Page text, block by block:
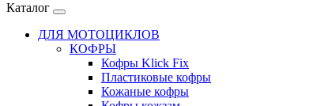
Каталог
ДЛЯ МОТОЦИКЛОВ
КОФРЫ
Кофры Klick Fix
Пластиковые кофры
Кожаные кофры